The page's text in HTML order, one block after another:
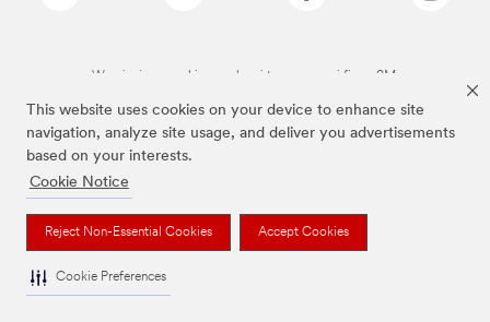
This website uses cookies on your device to enhance site
navigation, analyze site usage, and deliver you advertisements
based on your interests.
Cookie Notice
Reject Non-Essential Cookies Accept Cookies
Cookie Preferences
Wymienione marki są znakami towarowymi firmy 3M.